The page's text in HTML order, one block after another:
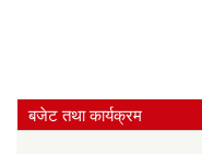
बजेट तथा कार्यक्रम